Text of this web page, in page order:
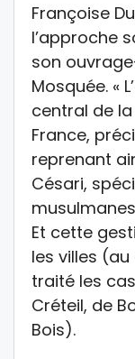
Françoise
l’approche
son
Mosquée. «
central de la
France,
reprenant
Césari,
Et cette
les villes
traité les
Créteil, de
Bois).